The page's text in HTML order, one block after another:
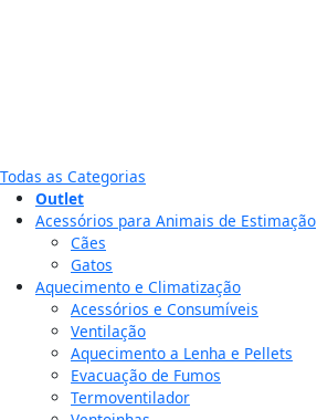
Todas as Categorias
Outlet
Acessórios para Animais de Estimação
Cães
Gatos
Aquecimento e Climatização
Acessórios e Consumíveis
Ventilação
Aquecimento a Lenha e Pellets
Evacuação de Fumos
Termoventilador